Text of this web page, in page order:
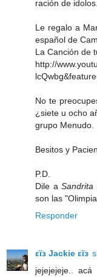
ración de idolos.
Le regalo a
español de
La Canción de
http://
No te
¿siete u ocho
grupo Menudo.
Besitos y
P.D.
Dile aSandrita
son las
Responder
εïз Jackie εïз
jejejejeje..